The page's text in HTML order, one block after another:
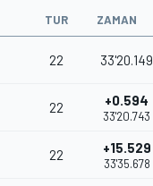
TUR ZAMAN
22 33'20.149
22 +0.594
33'20.743
22 +15.529
33'35.678